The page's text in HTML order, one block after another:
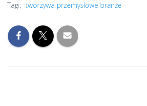
Tagi: tworzywa przemysłowe branże